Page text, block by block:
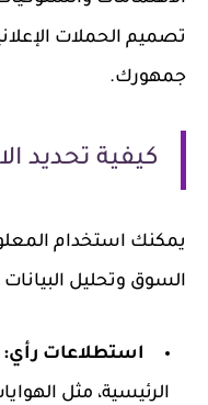
تصميم الحملات
جمهورك.
كيفية تحديد
يمكنك استخدام
السوق وتحليل
استطلاعات رأي:
الرئيسية، مثل